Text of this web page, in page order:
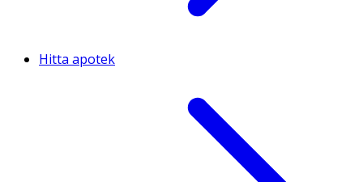
Hitta apotek